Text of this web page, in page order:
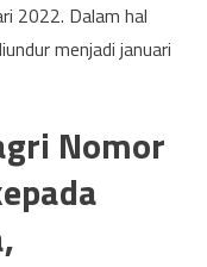
2022. Dalam hal
menjadi januari
Nomor